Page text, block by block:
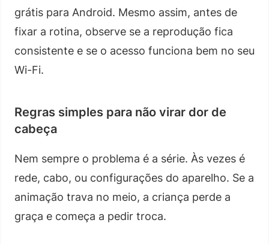
grátis para Android. Mesmo assim, antes de
fixar a rotina, observe se a reprodução fica
consistente e se o acesso funciona bem no seu
Wi-Fi.
Regras simples para não virar dor de
cabeça
Nem sempre o problema é a série. Às vezes é
rede, cabo, ou configurações do aparelho. Se a
animação trava no meio, a criança perde a
graça e começa a pedir troca.